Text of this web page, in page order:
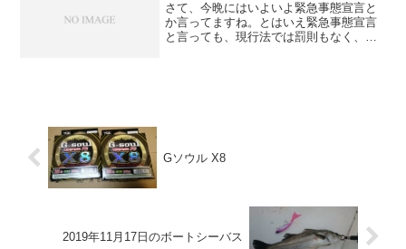
さて、今晩にはいよいよ緊急事態宣言と
か言ってますね。とはいえ緊急事態宣言
と言っても、現行法では罰則もなく、実
Gソウル X8
2019年11月17日のボートシーバス